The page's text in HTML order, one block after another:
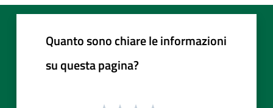
Quanto sono chiare le informazioni
su questa pagina?